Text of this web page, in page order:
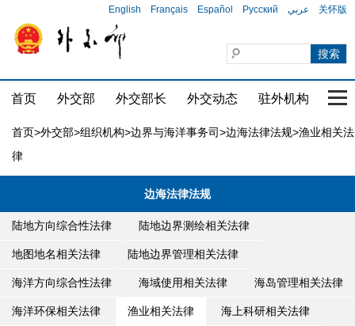
English Français Español Русский عربي 关怀版
首页 外交部 外交部长 外交动态 驻外机构 国
首页>外交部>组织机构>边界与海洋事务司>边海法律法规>渔业相关法
律
边海法律法规
陆地方向综合性法律 陆地边界测绘相关法律
地图地名相关法律 陆地边界管理相关法律
海洋方向综合性法律 海域使用相关法律 海岛管理相关法律
海洋环保相关法律 渔业相关法律 海上科研相关法律